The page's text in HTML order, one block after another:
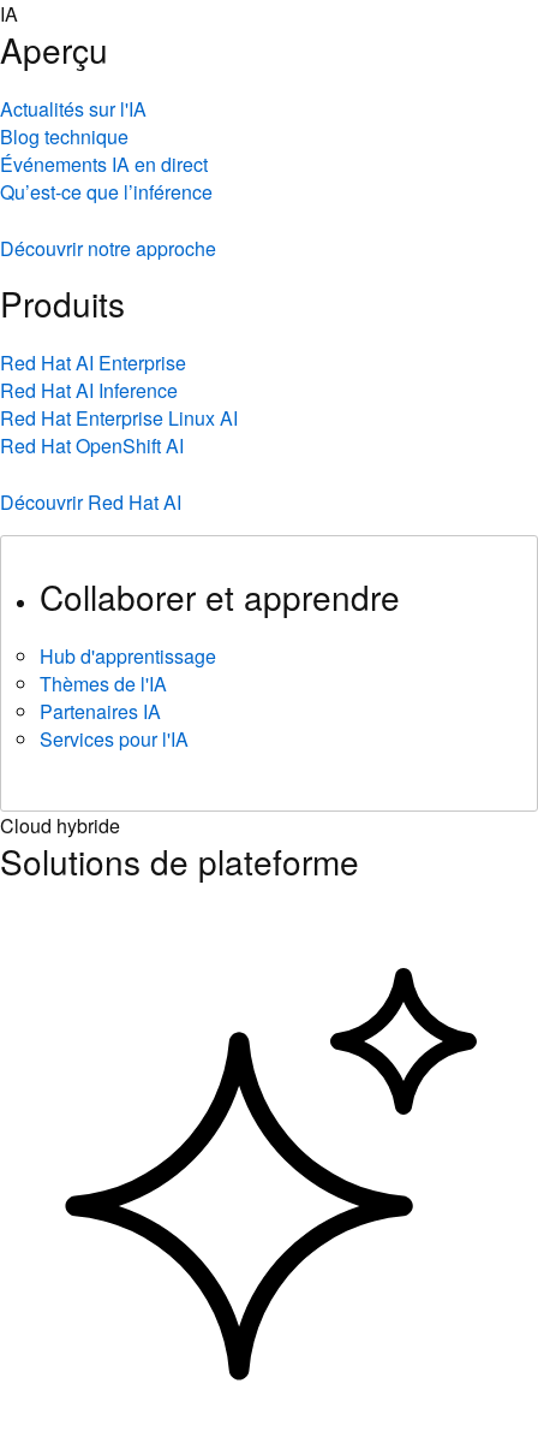
Skip
to
content
IA
Aperçu
Actualités sur l'IA
Blog technique
Événements IA en direct
Qu’est-ce que l’inférence
Découvrir notre approche
Produits
Red Hat AI Enterprise
Red Hat AI Inference
Red Hat Enterprise Linux AI
Red Hat OpenShift AI
Découvrir Red Hat AI
Collaborer et apprendre
Hub d'apprentissage
Thèmes de l'IA
Partenaires IA
Services pour l'IA
Cloud hybride
Solutions de plateforme